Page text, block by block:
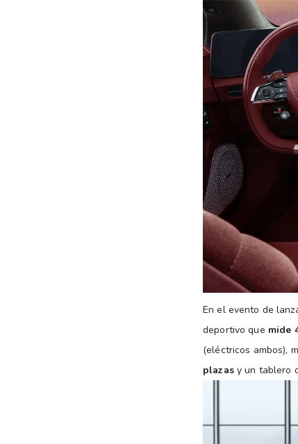
En el evento de
deportivo que mide
(eléctricos ambos),
plazasy un tablero